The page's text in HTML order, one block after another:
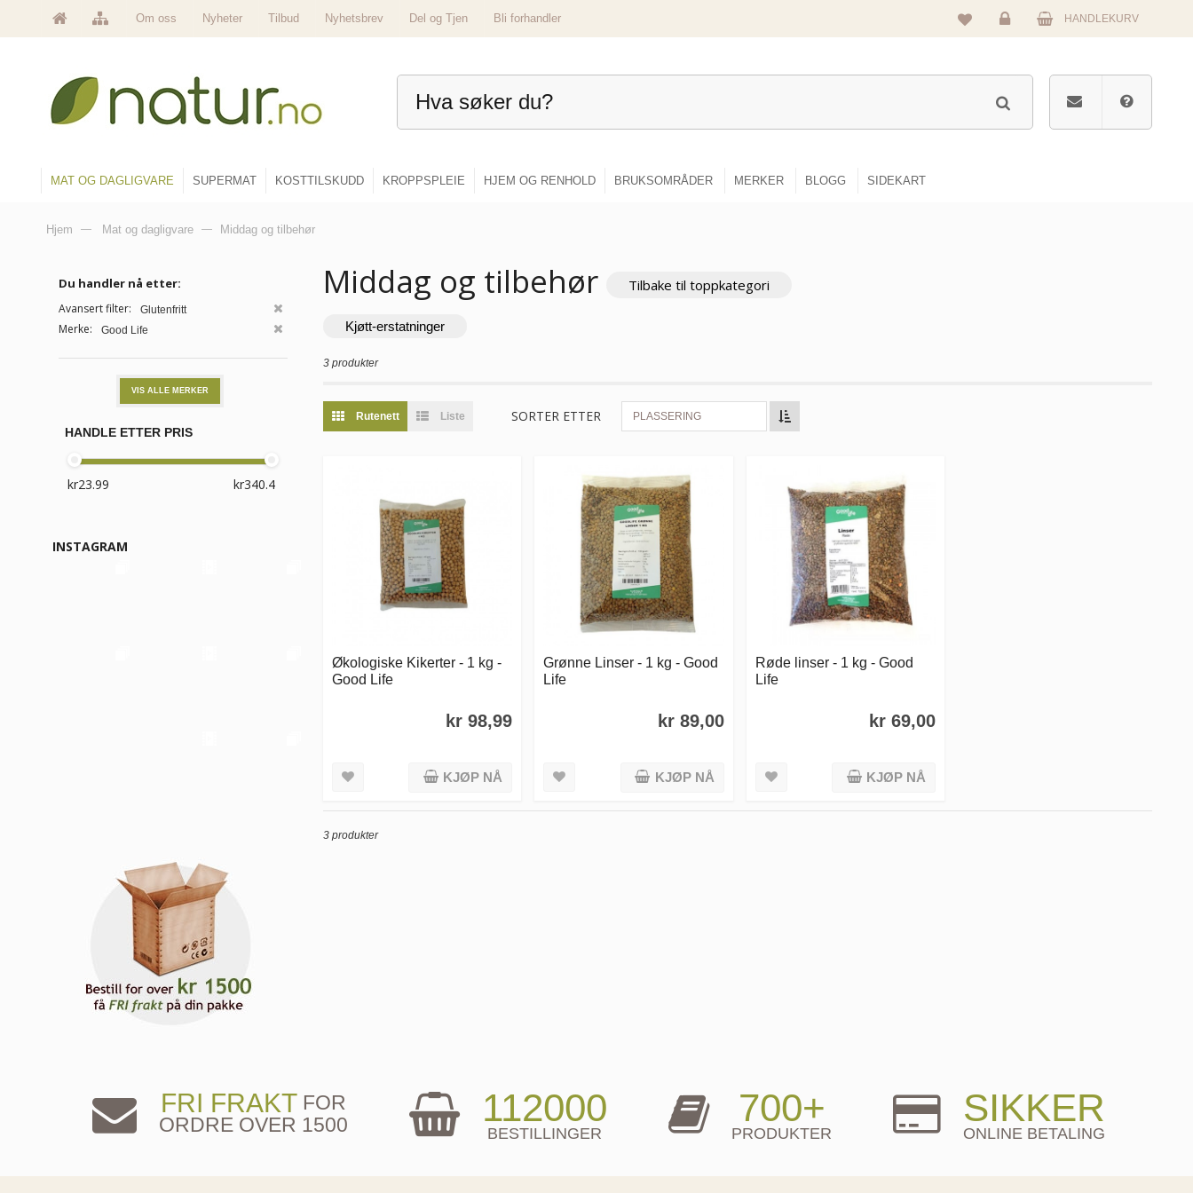
Om oss Nyheter Tilbud Nyhetsbrev Del og Tjen
Bli forhandler
Logg
HANDLEKURV
MAT OG DAGLIGVARE SUPERMAT KOSTTILSKUDD KROPPSPLEIE HJEM OG RENHOLD BRUKSOMRÅDER MERKER BLOGG SIDEKART
Hjem — Mat og dagligvare — Middag og tilbehør
Middag og tilbehør Tilbake til toppkategori
Kjøtt-erstatninger
3 produkter
Rutenett Liste SORTER ETTER PLASSERING
Økologiske Kikerter - 1 kg -
Good Life
kr 98,99
KJØP NÅ
Grønne Linser - 1 kg - Good
Life
kr 89,00
KJØP NÅ
Røde linser - 1 kg - Good
Life
kr 69,00
KJØP NÅ
3 produkter
Du handler nå etter:
Avansert filter: Glutenfritt
Merke: Good Life
VIS ALLE MERKER
HANDLE ETTER PRIS
INSTAGRAM
FRI FRAKT FOR
ORDRE OVER 1500
112000
BESTILLINGER
700+
PRODUKTER
SIKKER
ONLINE BETALING